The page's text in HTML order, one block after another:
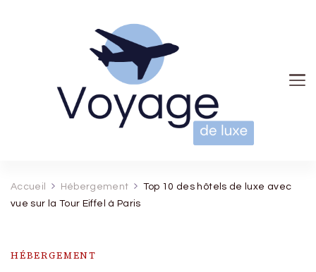
Accueil Hébergement
Top 10 des hôtels de luxe avec
vue sur la Tour Eiffel à Paris
HÉBERGEMENT